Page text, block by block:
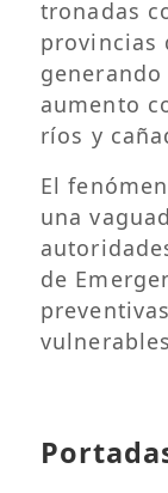
tronadas
provincias
aumento
ríos y
El
una
de